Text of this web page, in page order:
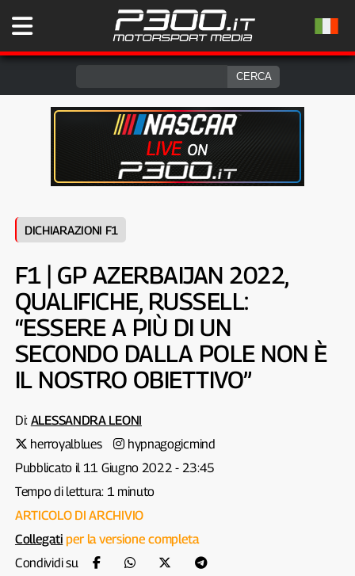
DICHIARAZIONI F1
F1 | GP AZERBAIJAN 2022,
QUALIFICHE, RUSSELL:
“ESSERE A PIÙ DI UN
SECONDO DALLA POLE NON È
IL NOSTRO OBIETTIVO”
Di: ALESSANDRA LEONI
herroyalblues
hypnagogicmind
Pubblicato il 11 Giugno 2022 - 23:45
Tempo di lettura: 1 minuto
ARTICOLO DI ARCHIVIO
Collegati per la versione completa
Condividi su